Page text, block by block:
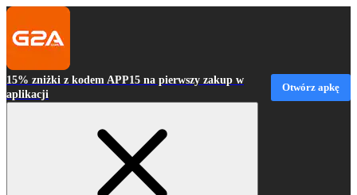
15% zniżki z kodem APP15 na pierwszy zakup w
aplikacji
Otwórz apkę